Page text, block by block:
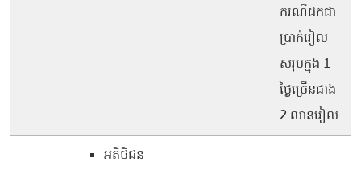
ករណីដកជា
ប្រាក់រៀល
សរុបក្នុង 1
ថ្ងៃច្រើនជាង
2 លានរៀល
អតិថិជន